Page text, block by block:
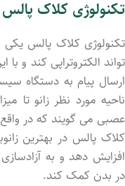
تکنولوژی کلاک پالس
تواند الکتروتراپی کند و
ارسال پیام به دستگاه
ناحیه مورد نظر زانو تا
عصبی می گویند که در
کلاک پالس در بهترین
افزایش دهد و به
در بدن کمک کند.